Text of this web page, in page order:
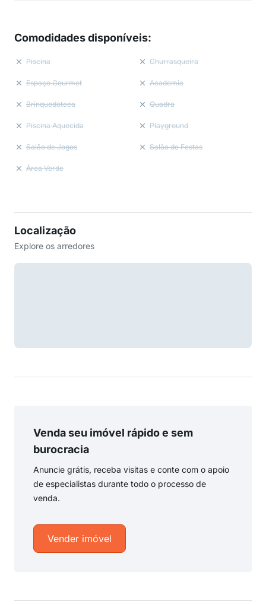
Comodidades disponíveis:
Piscina Churrasqueira
Espaço Gourmet Academia
Brinquedoteca Quadra
Piscina Aquecida Playground
Salão de Jogos Salão de Festas
Área Verde
Localização
Explore os arredores
Venda seu imóvel rápido e sem
burocracia
Anuncie grátis, receba visitas e conte com o apoio
de especialistas durante todo o processo de
venda.
Vender imóvel